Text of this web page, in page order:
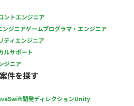
ントエンジニア
ジニアゲームプログラマ・エンジニア
ティエンジニア
ルサポート
ジニア
件を探す
Swift開発ディレクションUnity